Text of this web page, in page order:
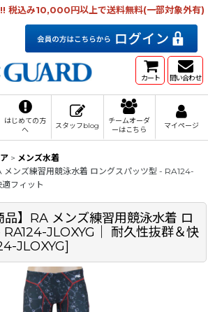
税込み10,000円以上で送料無料(一部対象外有)
カート 問い合わせ
はじめての方
へ
スタッフblog
チームオーダ
ーはこちら
マイページ
> メンズ水着
メンズ練習用競泳水着 ロングスパッツ型 - RA124-
フィット
品】RA メンズ練習用競泳水着 ロ
JLOXYG｜ 耐久性抜群＆快
JLOXYG]